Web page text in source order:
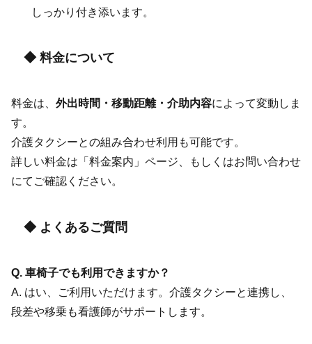
しっかり付き添います。
◆ 料金について
料金は、 外出時間・移動距離・介助内容によって変動しま
す。
介護タクシーとの組み合わせ利用も可能です。
詳しい料金は「料金案内」ページ、もしくはお問い合わせ
にてご確認ください。
◆ よくあるご質問
Q. 車椅子でも利用できますか？
A. はい、ご利用いただけます。介護タクシーと連携し、
段差や移乗も看護師がサポートします。